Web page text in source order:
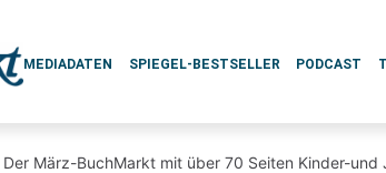
MEDIADATEN SPIEGEL-BESTSELLER PODCAST
Der März-BuchMarkt mit über 70 Seiten Kinder-